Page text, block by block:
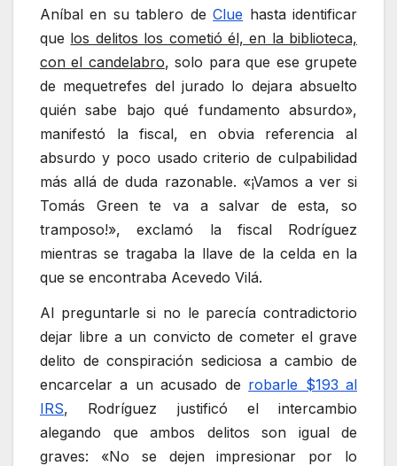
Aníbal en su tablero deClue hasta identificar
que los delitos los cometió él, en la biblioteca,
con el candelabro, solo para que ese grupete
de mequetrefes del jurado lo dejara absuelto
quién sabe bajo qué fundamento absurdo»,
manifestó la fiscal, en obvia referencia al
absurdo y poco usado criterio de culpabilidad
más allá de duda razonable. «¡Vamos a ver si
Tomás Green te va a salvar de esta, so
tramposo!», exclamó la fiscal Rodríguez
mientras se tragaba la llave de la celda en la
que se encontraba Acevedo Vilá.
Al preguntarle si no le parecía contradictorio
dejar libre a un convicto de cometer el grave
delito de conspiración sediciosa a cambio de
encarcelar a un acusado de robarle $193 al
IRS, Rodríguez justificó el intercambio
alegando que ambos delitos son igual de
graves: «No se dejen impresionar por lo